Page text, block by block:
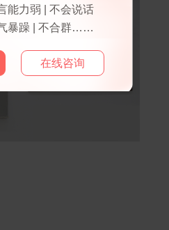
能力弱 | 不会说话
暴躁 | 不合群……
在线咨询